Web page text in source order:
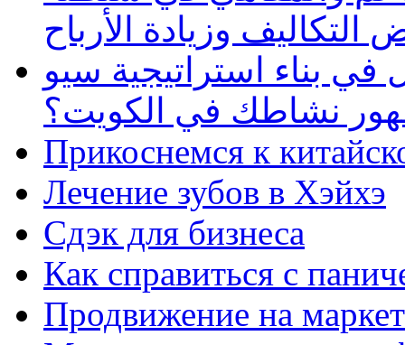
وزيادة الأرباح
بناء استراتيجية سيو
نشاطك في الكويت؟
Прикоснемся к
Лечение зубов в Хэйхэ
Сдэк для бизнеса
Как справиться с
Продвижение на